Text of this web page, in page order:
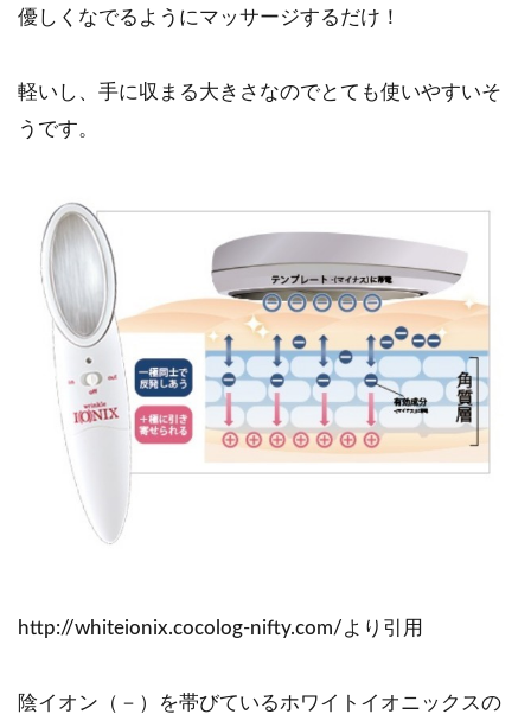
優しくなでるようにマッサージするだけ！
軽いし、手に収まる大きさなのでとても使いやすいそ
うです。
http://whiteionix.cocolog-nifty.com/より引用
陰イオン（－）を帯びているホワイトイオニックスの